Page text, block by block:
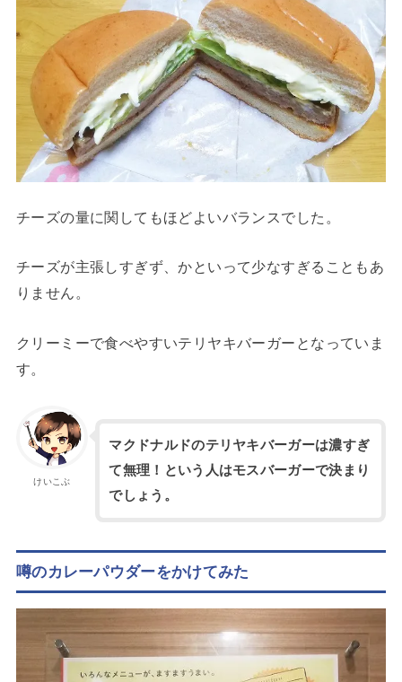
チーズの量に関してもほどよいバランスでした。
チーズが主張しすぎず、かといって少なすぎることもあ
りません。
クリーミーで食べやすいテリヤキバーガーとなっていま
す。
けいこぶ
マクドナルドのテリヤキバーガーは濃すぎ
て無理！という人はモスバーガーで決まり
でしょう。
噂のカレーパウダーをかけてみた